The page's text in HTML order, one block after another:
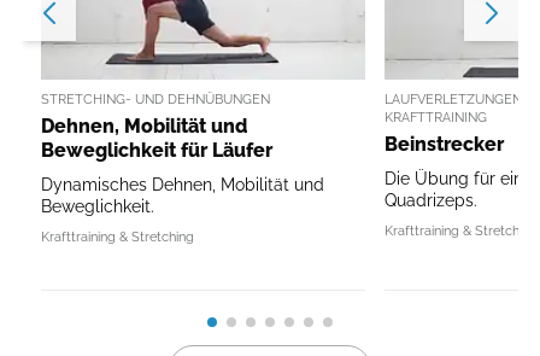
STRETCHING- UND DEHNÜBUNGEN
Dehnen, Mobilität und
Beweglichkeit für Läufer
Dynamisches Dehnen, Mobilität und
Beweglichkeit.
Krafttraining & Stretching
LAUFVERLETZUNGEN
KRAFTTRAINING
Beinstrecker
Die Übung für
Quadrizeps.
Krafttraining & Stretching